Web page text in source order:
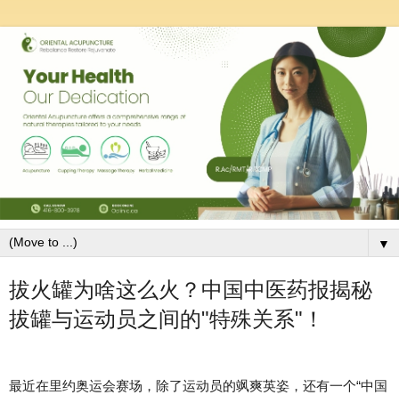
▼
拔火罐为啥这么火？中国中医药报揭秘
拔罐与运动员之间的"特殊关系"！
最近在里约奥运会赛场，除了运动员的飒爽英姿，还有一个“中国